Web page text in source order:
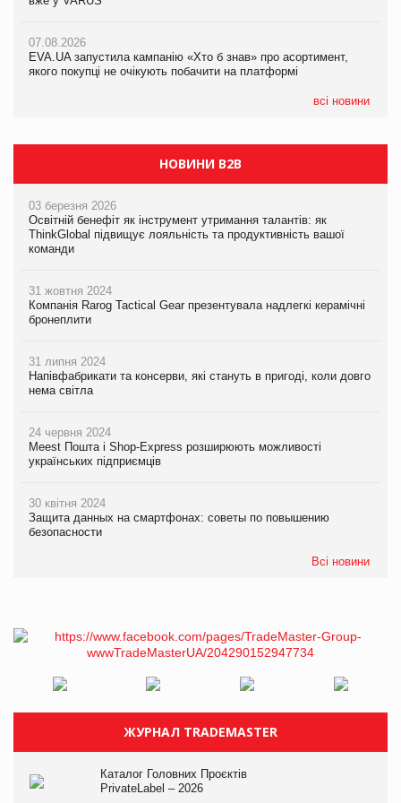
07.08.2026
EVA.UA запустила кампанію «Хто б знав» про асортимент,
якого покупці не очікують побачити на платформі
всі новини
05.08.2026
Мережа супермаркетів VARUS купує мережу магазинів
НОВИНИ B2B
03 березня 2026
Освітній бенефіт як інструмент утримання талантів: як
ThinkGlobal підвищує лояльність та продуктивність вашої
команди
31 жовтня 2024
Компанія Rarog Tactical Gear презентувала надлегкі керамічні
бронеплити
31 липня 2024
Напівфабрикати та консерви, які стануть в пригоді, коли довго
нема світла
24 червня 2024
Meest Пошта і Shop-Express розширюють можливості
українських підприємців
30 квітня 2024
Защита данных на смартфонах: советы по повышению
безопасности
Всі новини
ЖУРНАЛ TRADEMASTER
Каталог Головних Проєктів
PrivateLabel – 2026